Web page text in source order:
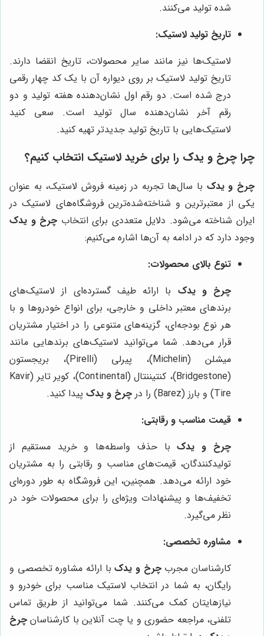
شده تولید می‌کنند.
تاریخ تولید لاستیک:
لاستیک‌ها نیز مانند سایر محصولات، تاریخ انقضا دارند.
تاریخ تولید لاستیک بر روی دیواره آن با یک کد چهار رقمی
درج شده است. دو رقم اول نشان‌دهنده هفته تولید و دو
رقم آخر نشان‌دهنده سال تولید است. سعی کنید
لاستیک‌هایی با تاریخ تولید جدیدتر تهیه کنید.
چرا چرخ و یدک را برای خرید لاستیک انتخاب کنیم؟
چرخ و یدک با سال‌ها تجربه در زمینه فروش لاستیک، به عنوان
یکی از معتبرترین و شناخته‌شده‌ترین فروشگاه‌های لاستیک در
ایران شناخته می‌شود. دلایل متعددی برای انتخاب چرخ و یدک
وجود دارد که در ادامه به آن‌ها اشاره می‌کنیم:
تنوع بالای محصولات:
چرخ و یدک با ارائه طیف گسترده‌ای از لاستیک‌های
برندهای معتبر داخلی و خارجی، برای انواع خودروها و با
هر نوع بودجه‌ای، گزینه‌های متنوعی را در اختیار مشتریان
قرار می‌دهد. شما می‌توانید لاستیک‌های برندهایی مانند
میشلن (Michelin)، پیرلی (Pirelli)، بریجستون
(Bridgestone)، کنتیننتال (Continental)، کویر تایر (Kavir
Tire) و بارز (Barez) را در
چرخ و یدک پیدا کنید.
قیمت مناسب و رقابتی:
چرخ و یدکبا حذف واسطه‌ها و خرید مستقیم از
تولیدکنندگان، قیمت‌های مناسب و رقابتی را به مشتریان
خود ارائه می‌دهد. همچنین، این فروشگاه به طور دوره‌ای
تخفیف‌ها و پیشنهادات ویژه‌ای را برای محصولات خود در
نظر می‌گیرد.
مشاوره تخصصی:
کارشناسان مجربچرخ و یدکبا ارائه مشاوره تخصصی و
رایگان، به شما در انتخاب لاستیک مناسب برای خودرو و
نیازهایتان کمک می‌کنند. شما می‌توانید از طریق تماس
تلفنی، مراجعه حضوری و یا چت آنلاین با کارشناسان چرخ